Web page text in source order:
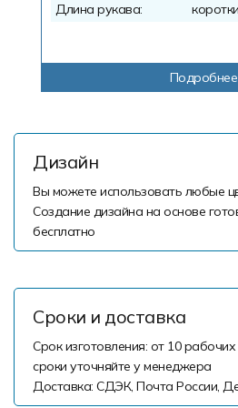
Длина рукава:
Подробнее
Дизайн
Вы можете использовать любые
Создание дизайна на основе
бесплатно
Сроки и доставка
Срок изготовления: от 10
сроки уточняйте у менеджера
Доставка: СДЭК, Почта России,